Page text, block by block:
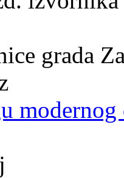
grada
modernog